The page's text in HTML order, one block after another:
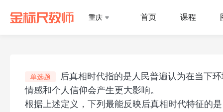
重庆 首页 课程
单选题
后真相时代指的是人民普遍认为在当下
情感和个人信仰会产生更大影响。
根据上述定义，下列最能反映后真相时代特征的